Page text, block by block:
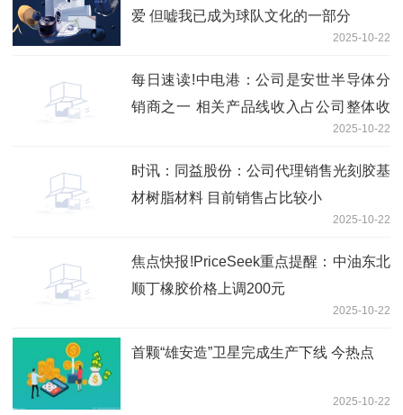
爱 但嘘我已成为球队文化的一部分
2025-10-22
每日速读!中电港：公司是安世半导体分
销商之一 相关产品线收入占公司整体收
2025-10-22
时讯：同益股份：公司代理销售光刻胶基
材树脂材料 目前销售占比较小
2025-10-22
焦点快报!PriceSeek重点提醒：中油东北
顺丁橡胶价格上调200元
2025-10-22
首颗“雄安造”卫星完成生产下线 今热点
2025-10-22